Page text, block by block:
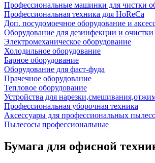
Профессиональные машинки для чистки
Профессиональная техника для HoReCa
Доп. посудомоечное оборудование и
Оборудование для дезинфекции и очистки
Электромеханическое оборудование
Холодильное оборудование
Барное оборудование
Оборудование для фаст-фуда
Прачечное оборудование
Тепловое оборудование
Устройства для
Профессиональная уборочная техника
Аксессуары для профессиональных
Пылесосы профессиональные
Бумага для офисной